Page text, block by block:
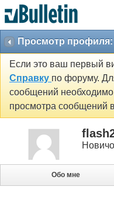
Просмотр профиля:
Если это ваш первый
Справку по форуму.
сообщений необходимо
просмотра сообщений
Обо мне